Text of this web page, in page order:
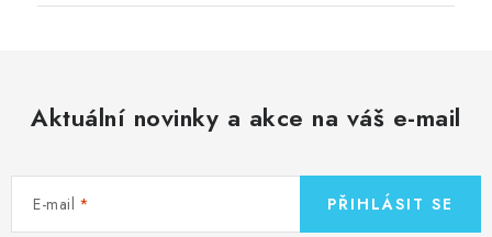
Aktuální novinky a akce na váš e-mail
E-mail PŘIHLÁSIT SE